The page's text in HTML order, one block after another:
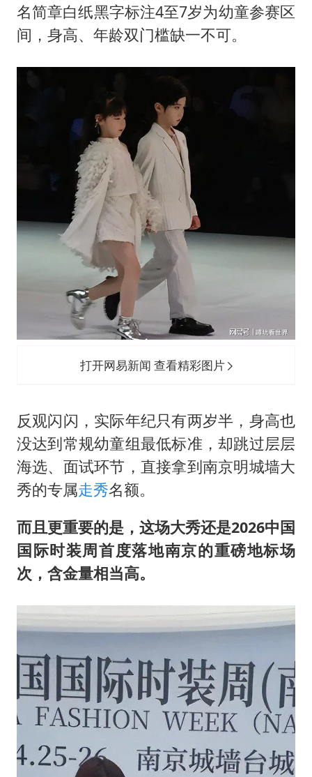
名简章白纸黑字标注4至7岁为幼童参赛区
间，身高、年龄双门槛缺一不可。
打开网易新闻 查看精彩图片
反观闪闪，实际年纪只有两岁半，身高也
没达到常规幼童组最低标准，却跳过层层
海选、面试环节，直接拿到南京明城墙大
秀的专属走秀名额。
而且更重要的是，这场大秀还是2026中国
国际时装周首度落地南京的重磅地标场
次，含金量相当高。